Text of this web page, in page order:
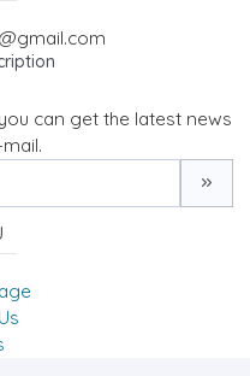
can get the latest news